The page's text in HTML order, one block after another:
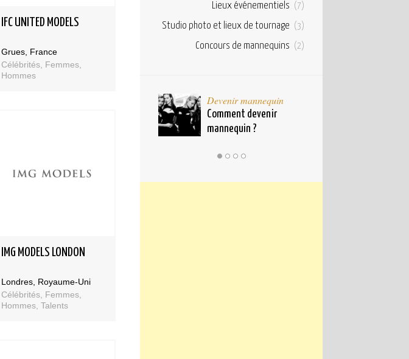
IFC UNITED MODELS
Grues, France
Célébrités, Femmes,
Hommes
IMG MODELS LONDON
Londres, Royaume-Uni
Célébrités, Femmes,
Hommes, Talents
Lieux événementiels (7)
Studio photo et lieux de tournage (3)
Concours de mannequins (2)
Devenir mannequin
Comment devenir
mannequin ?